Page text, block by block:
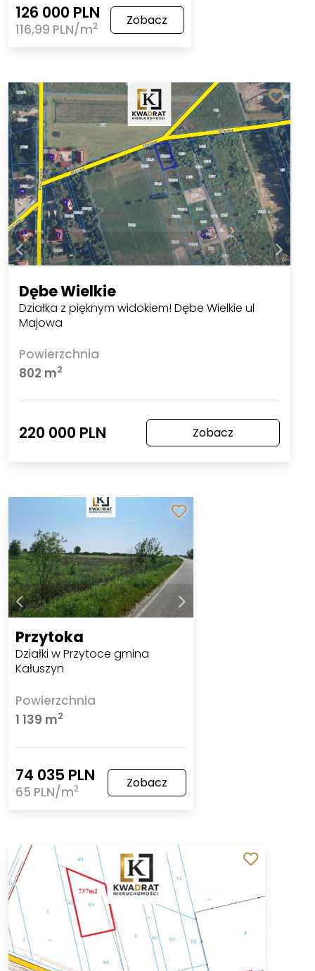
126 000 PLN
116,99 PLN/m2 Zobacz
Dębe Wielkie
Działka z pięknym widokiem! Dębe Wielkie ul
Majowa
Powierzchnia
802 m2
220 000 PLN Zobacz
Przytoka
Działki w Przytoce gmina
Kałuszyn
Powierzchnia
1 139 m2
74 035 PLN
65 PLN/m2 Zobacz